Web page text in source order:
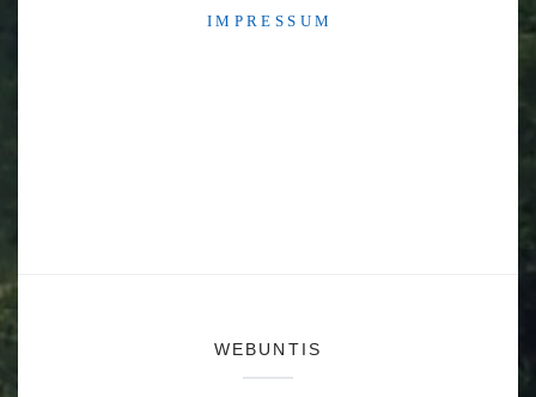
I M P R E S S U M
WEBUNTIS